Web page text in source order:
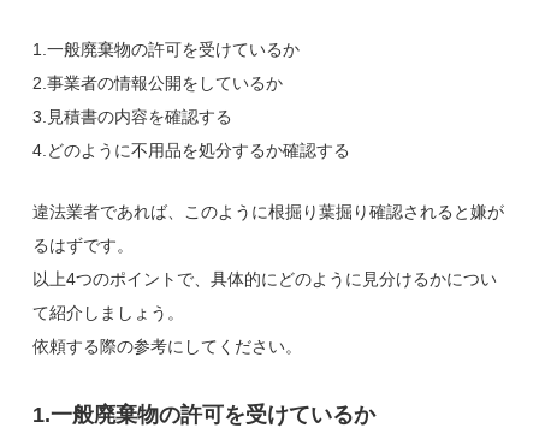
1.一般廃棄物の許可を受けているか
2.事業者の情報公開をしているか
3.見積書の内容を確認する
4.どのように不用品を処分するか確認する
違法業者であれば、このように根掘り葉掘り確認されると嫌が
るはずです。
以上4つのポイントで、具体的にどのように見分けるかについ
て紹介しましょう。
依頼する際の参考にしてください。
1.一般廃棄物の許可を受けているか